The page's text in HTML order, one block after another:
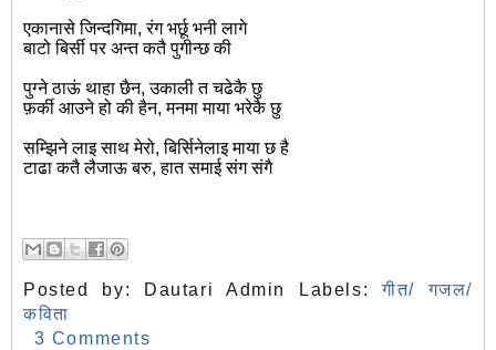
एकानासे जिन्दगिमा, रंग भर्छू भनी लागे
बाटो बिर्सी पर अन्त कतै पुगीन्छ की
पुग्ने ठाऊं थाहा छैन, उकाली त चढेकै छु
फ़र्की आउने हो की हैन, मनमा माया भरेकै छु
सम्झिने लाइ साथ मेरो, बिर्सिनेलाइ माया छ है
टाढा कतै लैजाऊ बरु, हात समाई संग संगै
Posted by: Dautari Admin Labels:गीत/ गजल/
कविता
3 Comments